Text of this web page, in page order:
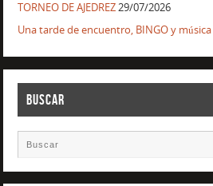
TORNEO DE AJEDREZ29/07/2026
Una tarde de encuentro, BINGO y música
BUSCAR